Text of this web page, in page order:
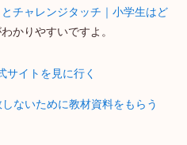
チャレンジタッチ｜小学生はど
かりやすいですよ。
サイトを見に行く
しないために教材資料をもらう